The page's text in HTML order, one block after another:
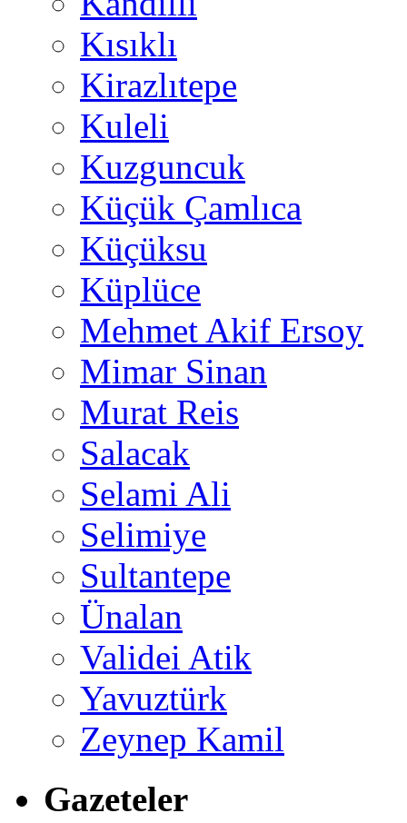
Kısıklı
Kirazlıtepe
Kuleli
Kuzguncuk
Küçük Çamlıca
Küçüksu
Küplüce
Mehmet Akif Ersoy
Mimar Sinan
Murat Reis
Salacak
Selami Ali
Selimiye
Sultantepe
Ünalan
Validei Atik
Yavuztürk
Zeynep Kamil
Gazeteler